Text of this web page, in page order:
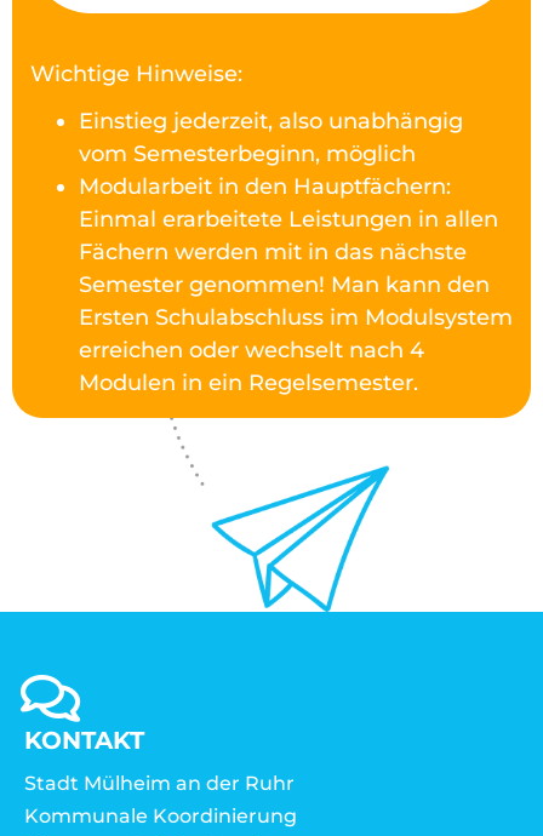
Wichtige Hinweise:
Einstieg jederzeit, also unabhängig
vom Semesterbeginn, möglich
Modularbeit in den Hauptfächern:
Einmal erarbeitete Leistungen in allen
Fächern werden mit in das nächste
Semester genommen! Man kann den
Ersten Schulabschluss im Modulsystem
erreichen oder wechselt nach 4
Modulen in ein Regelsemester.
KONTAKT
Stadt Mülheim an der Ruhr
Kommunale Koordinierung